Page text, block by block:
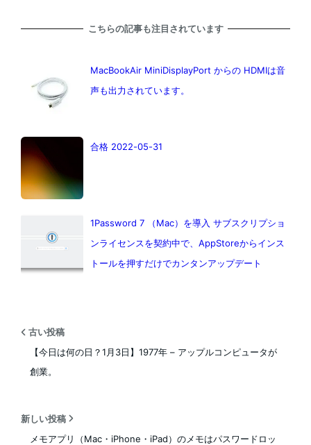
こちらの記事も注目されています
MacBookAir MiniDisplayPort からの HDMIは音
声も出力されています。
合格 2022-05-31
1Password 7 （Mac）を導入 サブスクリプショ
ンライセンスを契約中で、AppStoreからインス
トールを押すだけでカンタンアップデート
古い投稿
【今日は何の日？1月3日】1977年 – アップルコンピュータが
創業。
新しい投稿
メモアプリ（Mac・iPhone・iPad）のメモはパスワードロッ